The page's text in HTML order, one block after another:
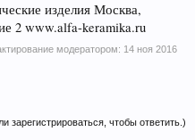
изделия Москва,
2 www.alfa-keramika.ru
модератором: 14 ноя 2016
зарегистрироваться, чтобы ответить.)